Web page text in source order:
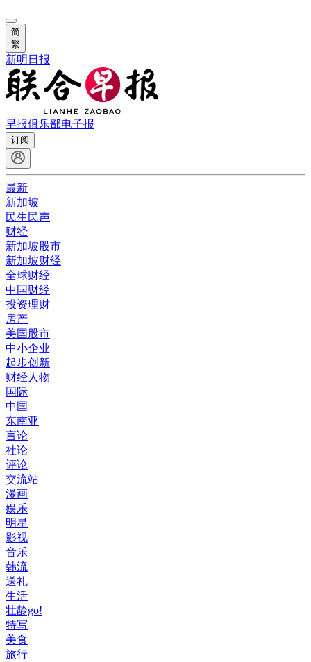
简
繁
新明日报
早报俱乐部电子报
订阅
最新
新加坡
民生民声
财经
新加坡股市
新加坡财经
全球财经
中国财经
投资理财
房产
美国股市
中小企业
起步创新
财经人物
国际
中国
东南亚
言论
社论
评论
交流站
漫画
娱乐
明星
影视
音乐
韩流
送礼
生活
壮龄go!
特写
美食
旅行